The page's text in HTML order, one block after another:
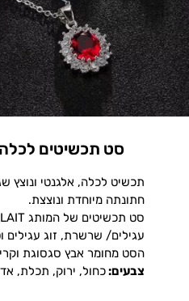
סט תכשיטים לכלה-
תכשיט לכלה, אלגנטי ונוצץ
חתונתה מיוחדת ונוצצת.
עגילים/ שרשרת, זוג עגילים
הסט מחומר אבץ סגסוגת
צבעים:כחול, ירוק, תכלת,